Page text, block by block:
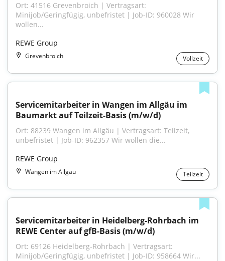
Ort: 41516 Grevenbroich | Vertragsart:
Minijob/Geringfügig, unbefristet | Job-ID: 960028 Wir
wollen...
REWE Group
Grevenbroich Vollzeit
Servicemitarbeiter in Wangen im Allgäu im
Baumarkt auf Teilzeit-Basis (m/w/d)
Ort: 88239 Wangen im Allgäu | Vertragsart: Teilzeit,
unbefristet | Job-ID: 962357 Wir wollen die...
REWE Group
Wangen im Allgäu Teilzeit
Servicemitarbeiter in Heidelberg-Rohrbach im
REWE Center auf gfB-Basis (m/w/d)
Ort: 69126 Heidelberg-Rohrbach | Vertragsart:
Minijob/Geringfügig, unbefristet | Job-ID: 958664 Wir...